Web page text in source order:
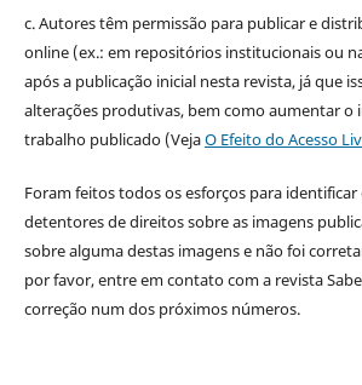
c. Autores têm permissão para publicar e
online (ex.: em repositórios institucionais ou
após a publicação inicial nesta revista, já que
alterações produtivas, bem como aumentar o
trabalho publicado (VejaO Efeito do Acesso
Foram feitos todos os esforços para identificar
detentores de direitos sobre as imagens
sobre alguma destas imagens e não foi
por favor, entre em contato com a revista
correção num dos próximos números.